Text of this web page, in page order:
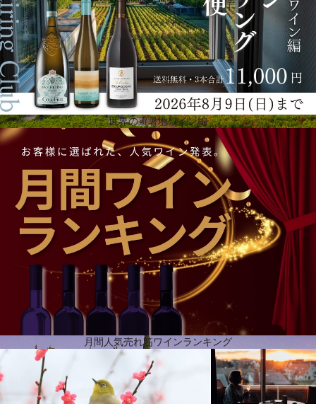
オーガニックワインへの情熱
2002年、ローマ遺跡で有名なナルボンヌと地中海の間にあるラ・クラップ自然公園内のシャトー・
ロスピタレを取得し、ジェラール・ベルトランの事業はさらなる広がりを見せます。それ以降、成
功の物語は続き、ラングドックを象徴するテロワールを持つ新しい葡萄畑が、ジェラール・ベルト
ランのワインのビジョンと多様性を豊かにしていったのです。ジェラールは、自然を尊重しなが
ら、優れたオーガニックワインの生産に強いこだわりを持っています。この環境保護の真の大使
は、今日、オーガニックワインの世界的リーダーとなっています。 ジェラールは長年にわたり、ラ
ングドック・ルーション地方の複数のエステートを買収し、よりクリーンな生産方法への移行を支
援してきました。今日、その賭けは見事に成功し、すべての葡萄畑は少なくともABラベルを取得
世界の避暑地ワイン編
月間人気売れ筋ワインランキング